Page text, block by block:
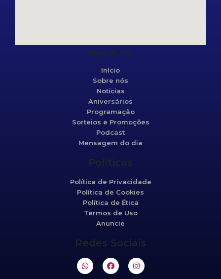
Mapa do site
Início
Sobre nós
Notícias
Aniversários
Programação
Sorteios e Promoções
Podcast
Mensagem do dia
Políticas
Política de Privacidade
Política de Cookies
Política de Ética
Termos de Uso
Anuncie
Redes Sociais